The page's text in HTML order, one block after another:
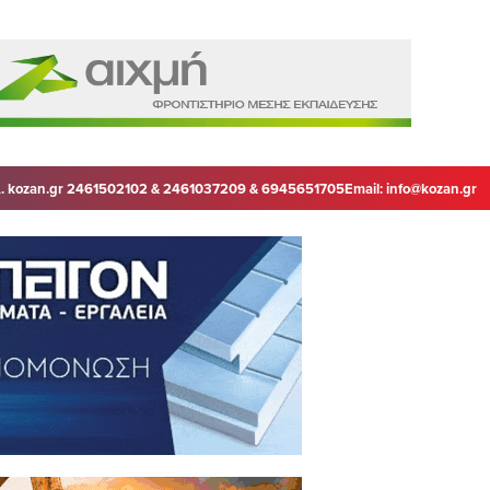
kozan.gr 2461502102 & 2461037209 & 6945651705Email:info@kozan.gr